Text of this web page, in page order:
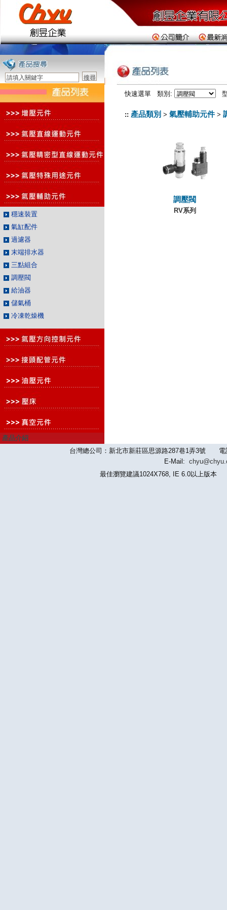
穩速裝置
氣缸配件
過濾器
末端排水器
三點組合
調壓閥
給油器
儲氣桶
冷凍乾燥機
產品介紹
快速選單 類別:
:: 產品類別 > 氣壓輔助元件 >
調壓閥
RV系列
台灣總公司：新北市新莊區思源路287巷1弄3號
E-Mail:
最佳瀏覽建議1024X768, IE 6.0以上版本